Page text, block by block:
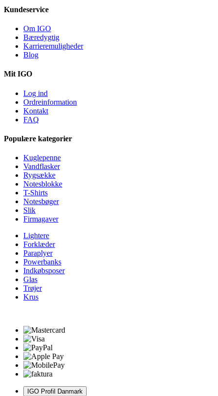
Kundeservice
Om IGO
Bæredygtig
Karrieremuligheder
Blog
Mit IGO
Log ind
Ordreinformation
Kontakt
FAQ
Populære kategorier
Kuglepenne
Vandflasker
Rygsække
Notesblokke
T-Shirts
Notesbøger
Slik
Firmagaver
Lightere
Forklæder
Paraplyer
Powerbanks
Indkøbsposer
Glas
Trøjer
Krus
IGO Profil Danmark